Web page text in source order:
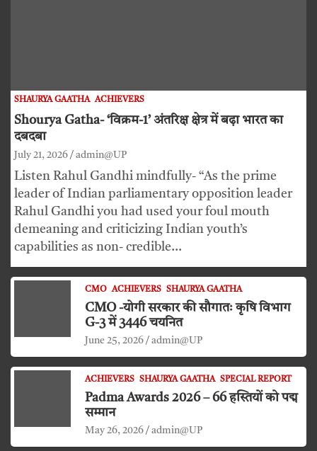
SHAURYA GAATHA ACHIEVERS
Shourya Gatha- ‘विक्रम-1’ अंतरिक्ष क्षेत्र में बढ़ा भारत का
दबदबा
July 21, 2026 admin@UP
Listen Rahul Gandhi mindfully- “As the prime
leader of Indian parliamentary opposition leader
Rahul Gandhi you had used your foul mouth
demeaning and criticizing Indian youth’s
capabilities as non- credible…
CMO ACHIEVERS SHAURYA GAATHA
CMO -योगी सरकार की सौगातः कृषि विभाग
G-3 में 3446 चयनित
June 25, 2026 admin@UP
ACHIEVERS SHAURYA GAATHA SPECIAL REPORT
Padma Awards 2026 – 66 हस्तियों को पद्म
सम्मान
May 26, 2026 admin@UP